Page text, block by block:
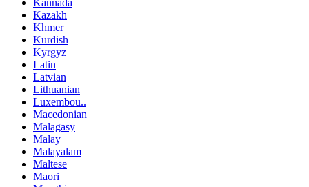
Kazakh
Khmer
Kurdish
Kyrgyz
Latin
Latvian
Lithuanian
Luxembou..
Macedonian
Malagasy
Malay
Malayalam
Maltese
Maori